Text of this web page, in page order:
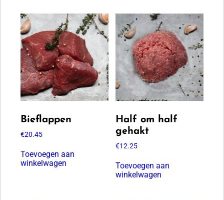
Bieflappen
€20.45
Toevoegen aan
winkelwagen
Half om half
gehakt
€12.25
Toevoegen aan
winkelwagen